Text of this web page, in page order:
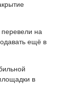
перевели на
ещё в
в